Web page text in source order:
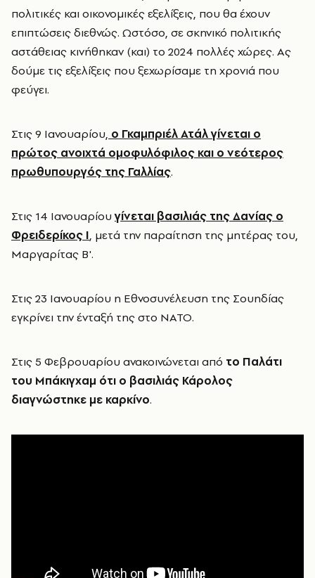
πολιτικές και οικονομικές εξελίξεις, που θα έχουν
επιπτώσεις διεθνώς. Ωστόσο, σε σκηνικό πολιτικής
αστάθειας κινήθηκαν (και) το 2024 πολλές χώρες. Ας
δούμε τις εξελίξεις που ξεχωρίσαμε τη χρονιά που
φεύγει.
Στις 9 Ιανουαρίου, ο Γκαμπριέλ Ατάλ γίνεται ο
πρώτος ανοιχτά ομοφυλόφιλος και ο νεότερος
πρωθυπουργός της Γαλλίας.
Στις 14 Ιανουαρίουγίνεται βασιλιάς της Δανίας ο
Φρειδερίκος Ι, μετά την παραίτηση της μητέρας του,
Μαργαρίτας Β'.
Στις 23 Ιανουαρίου η Εθνοσυνέλευση της Σουηδίας
εγκρίνει την ένταξή της στο ΝΑΤΟ.
Στις 5 Φεβρουαρίου ανακοινώνεται από το Παλάτι
του Μπάκιγχαμ ότι ο βασιλιάς Κάρολος
διαγνώστηκε με καρκίνο.